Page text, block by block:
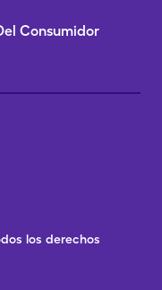
Consumidor
los derechos